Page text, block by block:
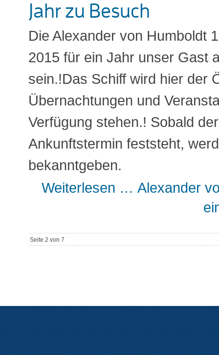
Jahr zu Besuch
Die Alexander von Humboldt
2015 für ein Jahr unser Gast
sein.!Das Schiff wird hier der
Übernachtungen und
Verfügung stehen.! Sobald
Ankunftstermin feststeht,
bekanntgeben.
Weiterlesen … Alexander
Seite 2 von 7